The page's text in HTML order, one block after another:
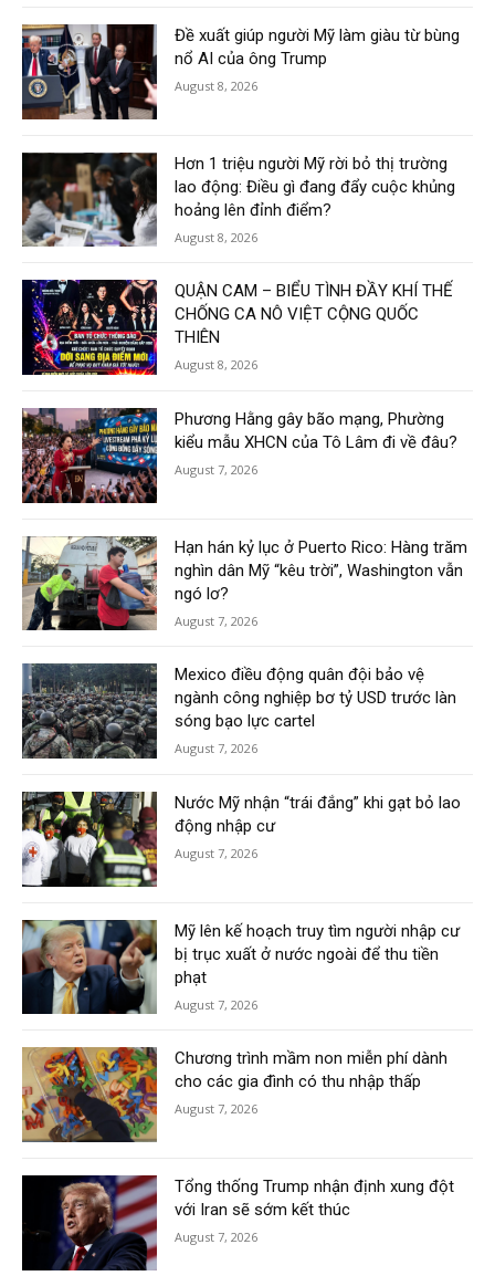
Đề xuất giúp người Mỹ làm giàu từ bùng
nổ AI của ông Trump
August 8, 2026
Hơn 1 triệu người Mỹ rời bỏ thị trường
lao động: Điều gì đang đẩy cuộc khủng
hoảng lên đỉnh điểm?
August 8, 2026
QUẬN CAM – BIỂU TÌNH ĐẦY KHÍ THẾ
CHỐNG CA NÔ VIỆT CỘNG QUỐC
THIÊN
August 8, 2026
Phương Hằng gây bão mạng, Phường
kiểu mẫu XHCN của Tô Lâm đi về đâu?
August 7, 2026
Hạn hán kỷ lục ở Puerto Rico: Hàng trăm
nghìn dân Mỹ “kêu trời”, Washington vẫn
ngó lơ?
August 7, 2026
Mexico điều động quân đội bảo vệ
ngành công nghiệp bơ tỷ USD trước làn
sóng bạo lực cartel
August 7, 2026
Nước Mỹ nhận “trái đắng” khi gạt bỏ lao
động nhập cư
August 7, 2026
Mỹ lên kế hoạch truy tìm người nhập cư
bị trục xuất ở nước ngoài để thu tiền
phạt
August 7, 2026
Chương trình mầm non miễn phí dành
cho các gia đình có thu nhập thấp
August 7, 2026
Tổng thống Trump nhận định xung đột
với Iran sẽ sớm kết thúc
August 7, 2026